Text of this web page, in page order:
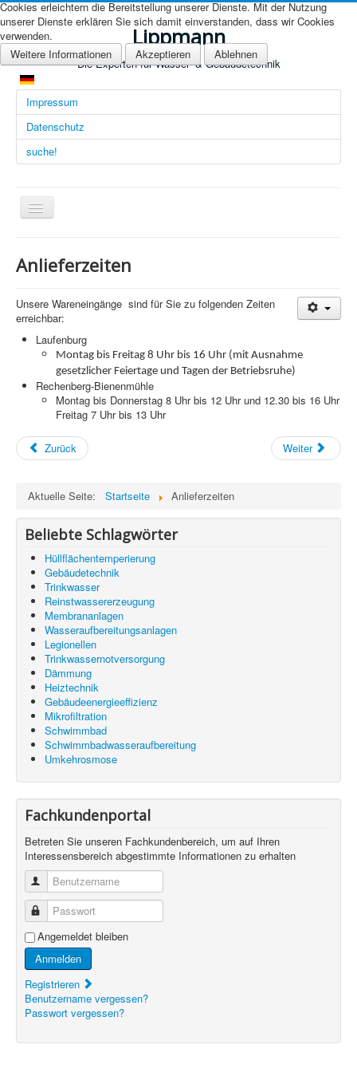
Lippmann
Die Experten für Wasser- & Gebäudetechnik
Impressum
Datenschutz
suche!
Navigation
an/aus
Arbeitsgebiete
Technologien
Information
Produkte & Services
Anlieferzeiten
Unsere Wareneingänge sind für Sie zu folgenden Zeiten
erreichbar:
Laufenburg
Montag bis Freitag 8 Uhr bis 16 Uhr (mit Ausnahme
gesetzlicher Feiertage und Tagen der Betriebsruhe)
Rechenberg-Bienenmühle
Montag bis Donnerstag 8 Uhr bis 12 Uhr und 12.30 bis 16 Uhr
Freitag 7 Uhr bis 13 Uhr
Zurück Weiter
Aktuelle Seite: Startseite Anlieferzeiten
Beliebte Schlagwörter
Hüllflächentemperierung
Gebäudetechnik
Trinkwasser
Reinstwassererzeugung
Membrananlagen
Wasseraufbereitungsanlagen
Legionellen
Trinkwassernotversorgung
Dämmung
Heiztechnik
Gebäudeenergieeffizienz
Mikrofiltration
Schwimmbad
Schwimmbadwasseraufbereitung
Umkehrosmose
Fachkundenportal
Betreten Sie unseren Fachkundenbereich, um auf Ihren
Interessensbereich abgestimmte Informationen zu erhalten
Benutzername
Passwort
Angemeldet bleiben
Anmelden
Registrieren
Benutzername vergessen?
Passwort vergessen?
Cookies erleichtern die Bereitstellung unserer Dienste. Mit der Nutzung
unserer Dienste erklären Sie sich damit einverstanden, dass wir Cookies
verwenden.
Weitere Informationen
Akzeptieren Ablehnen